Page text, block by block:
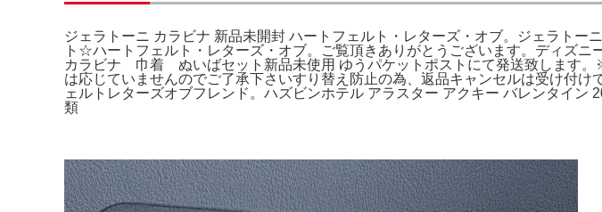
ジェラトーニ カラビナ 新品未開封 ハートフェルト・レターズ・オブ。ジェラト
ト☆ハートフェルト・レターズ・オブ。ご覧頂きありがとうございます。ディズ
カラビナ 巾着 ぬいばセット新品未使用 ゆうパケットポストにて発送致します
は応じていませんのでご了承下さいすり替え防止の為、返品キャンセルは受け付
ェルトレターズオブフレンド。ハズビンホテル アラスター アクキー バレンタイ
類